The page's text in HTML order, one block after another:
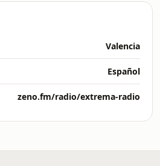
Valencia
Español
zeno.fm/radio/extrema-radio